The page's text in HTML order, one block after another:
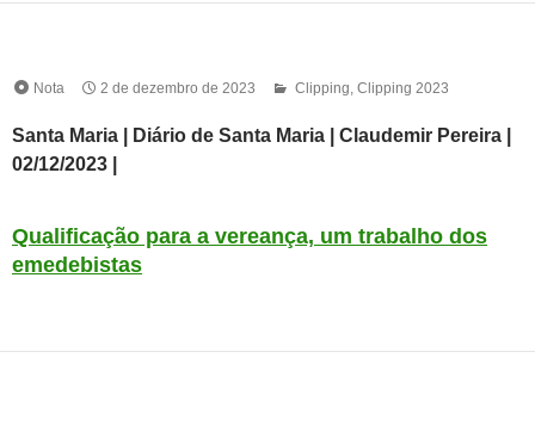
Nota 2 de dezembro de 2023 Clipping Clipping 2023
Santa Maria | Diário de Santa Maria | Claudemir Pereira |
02/12/2023 |
Qualificação para a vereança, um trabalho dos
emedebistas